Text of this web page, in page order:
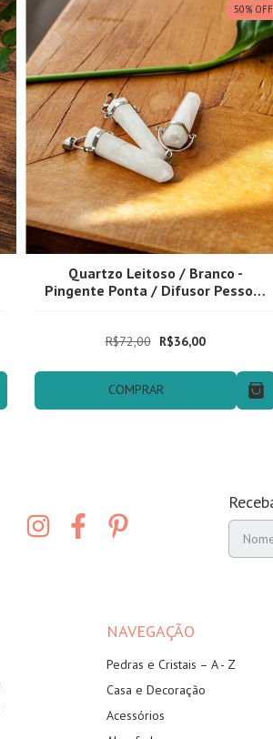
50% OFF
Quartzo Leitoso / Branco -
Pingente Ponta / Difusor Pessoal
R$72,00 R$36,00
COMPRAR
NAVEGAÇÃO
Pedras e Cristais – A - Z
Casa e Decoração
Acessórios